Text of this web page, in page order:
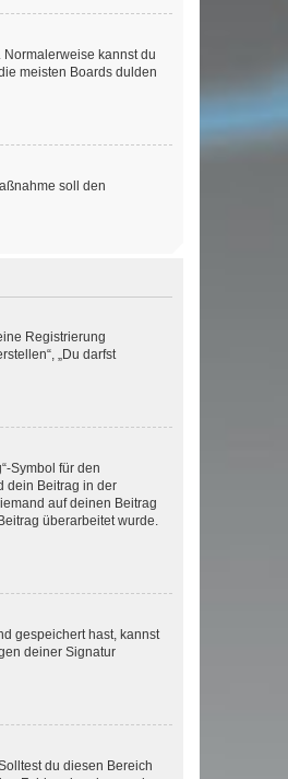
kannst du
meisten Boards dulden
soll den
Registrierung
„Du darfst
Symbol für den
dein Beitrag in der
auf deinen Beitrag
überarbeitet wurde.
gespeichert hast, kannst
deiner Signatur
du diesen Bereich